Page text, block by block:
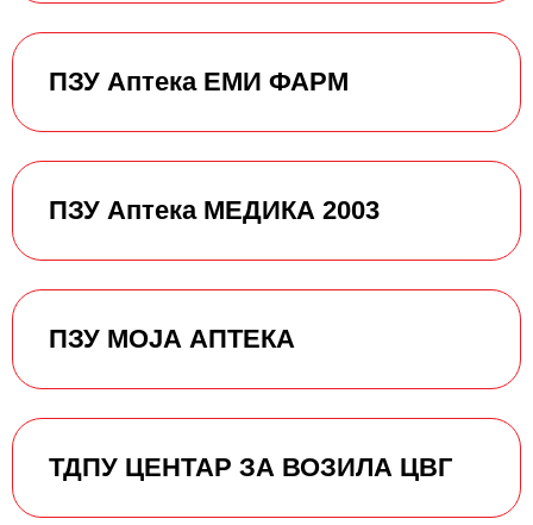
ПЗУ Аптека ЕМИ ФАРМ
ПЗУ Аптека МЕДИКА 2003
ПЗУ МОЈА АПТЕКА
ТДПУ ЦЕНТАР ЗА ВОЗИЛА ЦВГ